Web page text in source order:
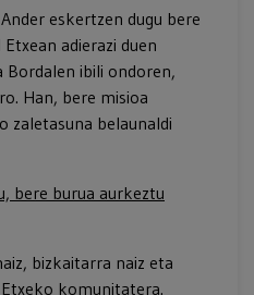
eskertzen dugu bere
adierazi duen
Bordalen ibili ondoren,
Han, bere misioa
zaletasuna belaunaldi
bere burua aurkeztu
bizkaitarra naiz eta
komunitatera.